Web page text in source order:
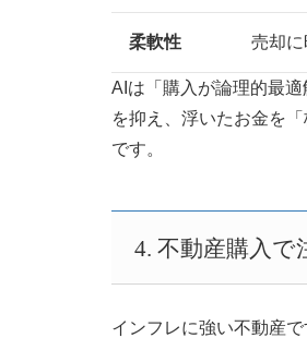
柔軟性 売却に
AIは「購入が論理的最
を抑え、浮いたお金を
です。
4. 不動産購入で
インフレに強い不動産